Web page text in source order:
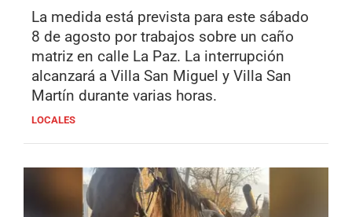
La medida está prevista para este sábado
8 de agosto por trabajos sobre un caño
matriz en calle La Paz. La interrupción
alcanzará a Villa San Miguel y Villa San
Martín durante varias horas.
LOCALES